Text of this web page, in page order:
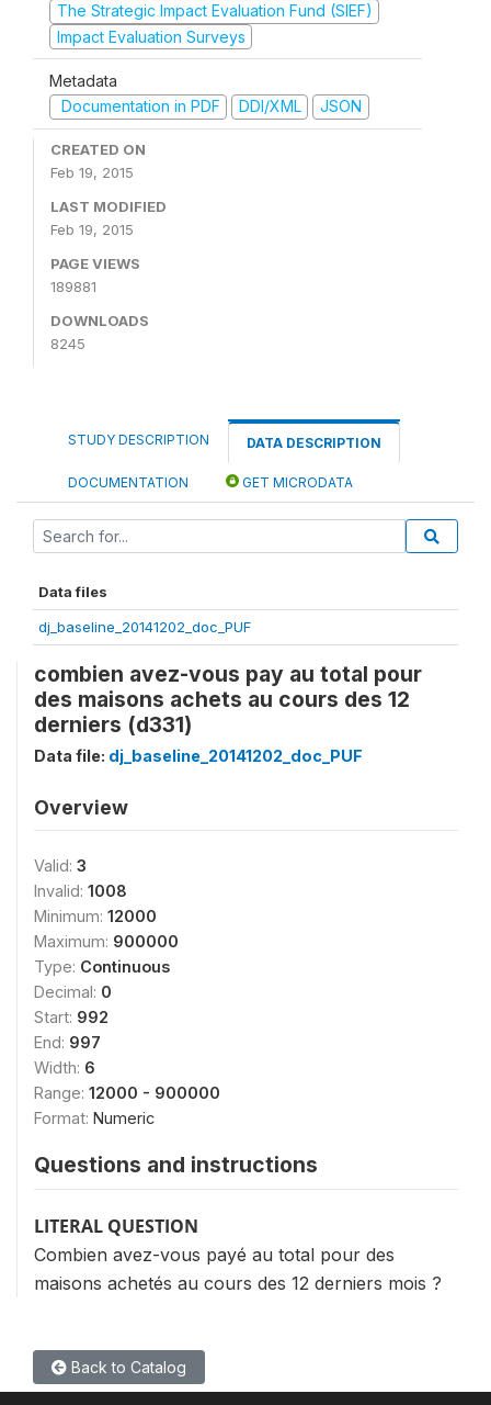
The Strategic Impact Evaluation Fund (SIEF)
Impact Evaluation Surveys
Metadata
Documentation in PDF
DDI/XML JSON
CREATED ON
Feb 19, 2015
LAST MODIFIED
Feb 19, 2015
PAGE VIEWS
189881
DOWNLOADS
8245
STUDY DESCRIPTION DATA DESCRIPTION
DOCUMENTATION GET MICRODATA
Data files
dj_baseline_20141202_doc_PUF
combien avez-vous pay au total pour
des maisons achets au cours des 12
derniers (d331)
Data file: dj_baseline_20141202_doc_PUF
Overview
Valid: 3
Invalid: 1008
Minimum: 12000
Maximum: 900000
Type: Continuous
Decimal: 0
Start: 992
End: 997
Width: 6
Range: 12000 - 900000
Format: Numeric
Questions and instructions
LITERAL QUESTION
Combien avez-vous payé au total pour des
maisons achetés au cours des 12 derniers mois ?
Back to Catalog